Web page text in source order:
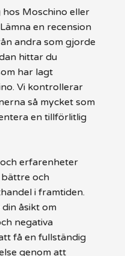
Moschino eller
en recension
andra som gjorde
hittar du
har lagt
Vi kontrollerar
så mycket som
en tillförlitlig
erfarenheter
bättre och
i framtiden.
åsikt om
negativa
få en fullständig
genom att